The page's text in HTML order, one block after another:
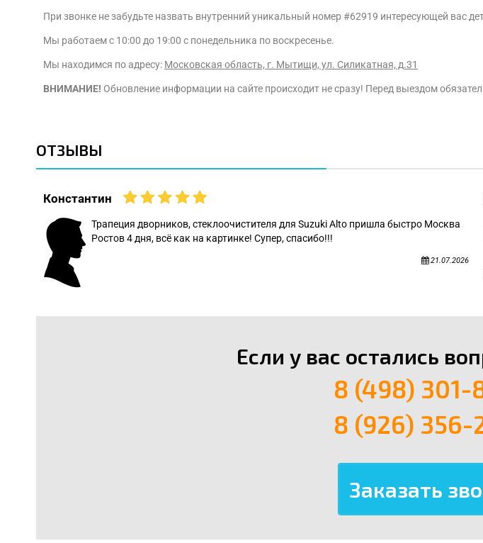
При звонке не забудьте назвать внутренний уникальный номер #62919 интересующей вас
Мы работаем с 10:00 до 19:00 с понедельника по воскресенье.
Мы находимся по адресу: Московская область, г. Мытищи, ул. Силикатная, д.31
ВНИМАНИЕ! Обновление информации на сайте происходит не сразу! Перед выездом
ОТЗЫВЫ
Константин
Трапеция дворников, стеклоочистителя для Suzuki Alto пришла быстро Москва
Ростов 4 дня, всё как на картинке! Супер, спасибо!!!
21.07.2026
Если у вас остались
8 (498) 301-
8 (926) 356-